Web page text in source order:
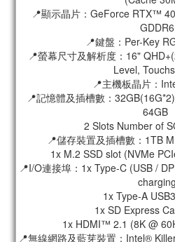
📍顯示晶片：GeForce RTX™
GDDR6
📍鍵盤：Per-Key
📍螢幕尺寸及解析度：16"
Level,
📍主機板晶片：
📍記憶體及插槽數：
64GB
2 Slots Number of
📍儲存裝置及插槽數：1TB
1x M.2 SSD slot (NVMe
📍I/O連接埠：1x Type-C (USB /
charging
1x Type-A
1x SD Express
1x HDMI™ 2.1 (8K @
📍無線網路及藍芽裝置：Intel®